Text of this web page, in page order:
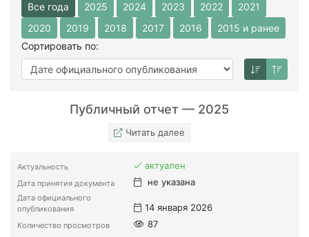
Все года
2025 2024 2023 2022
2021
2020
2019 2018 2017 2016
2015 и ранее
Сортировать по:
Публичный отчет — 2025
Читать далее
Актуальность актуален
Дата принятия документа не указана
Дата официального
опубликования
14 января 2026
Количество просмотров 87